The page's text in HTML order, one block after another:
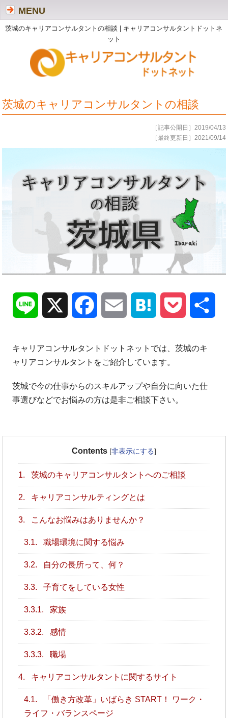
茨城のキャリアコンサルタントの相談 | キャリアコンサルタントドットネ
ット
MENU
茨城のキャリアコンサルタントの相談
［記事公開日］2019/04/13
［最終更新日］2021/09/14
Line Facebook Email Hatena Pocket
キャリアコンサルタントドットネットでは、茨城のキ
ャリアコンサルタントをご紹介しています。
茨城で今の仕事からのスキルアップや自分に向いた仕
事選びなどでお悩みの方は是非ご相談下さい。
Contents [非表示にする]
1. 茨城のキャリアコンサルタントへのご相談
2. キャリアコンサルティングとは
3. こんなお悩みはありませんか？
3.1. 職場環境に関する悩み
3.2. 自分の長所って、何？
3.3. 子育てをしている女性
3.3.1. 家族
3.3.2. 感情
3.3.3. 職場
4. キャリアコンサルタントに関するサイト
4.1.
「働き方改革」いばらき START！ ワーク・
ライフ・バランスページ